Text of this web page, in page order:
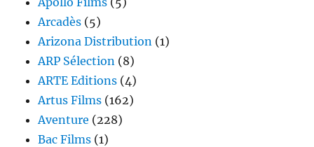
Arcadès (5)
Arizona Distribution (1)
ARP Sélection (8)
ARTE Editions (4)
Artus Films (162)
Aventure (228)
Bac Films (1)